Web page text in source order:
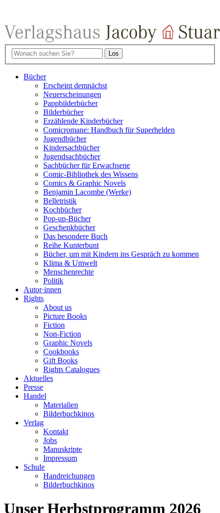
Bücher
Erscheint demnächst
Neuerscheinungen
Pappbilderbücher
Bilderbücher
Erzählende Kinderbücher
Comicromane: Handbuch für Superhelden
Jugendbücher
Kindersachbücher
Jugendsachbücher
Sachbücher für Erwachsene
Comic-Bibliothek des Wissens
Comics & Graphic Novels
Benjamin Lacombe (Werke)
Belletristik
Kochbücher
Pop-up-Bücher
Geschenkbücher
Das besondere Buch
Reihe Kunterbunt
Bücher, um mit Kindern ins Gespräch zu kommen
Klima & Umwelt
Menschenrechte
Politik
Autor·innen
Rights
About us
Picture Books
Fiction
Non-Fiction
Graphic Novels
Cookbooks
Gift Books
Rights Catalogues
Aktuelles
Presse
Handel
Materialien
Bilderbuchkinos
Verlag
Kontakt
Jobs
Manuskripte
Impressum
Schule
Handreichungen
Bilderbuchkinos
Unser Herbstprogramm 2026